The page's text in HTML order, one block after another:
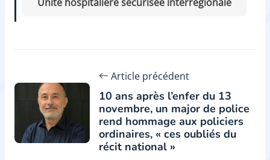
Article précédent
10 ans après l’enfer du 13
novembre, un major de police
rend hommage aux policiers
ordinaires, « ces oubliés du
récit national »